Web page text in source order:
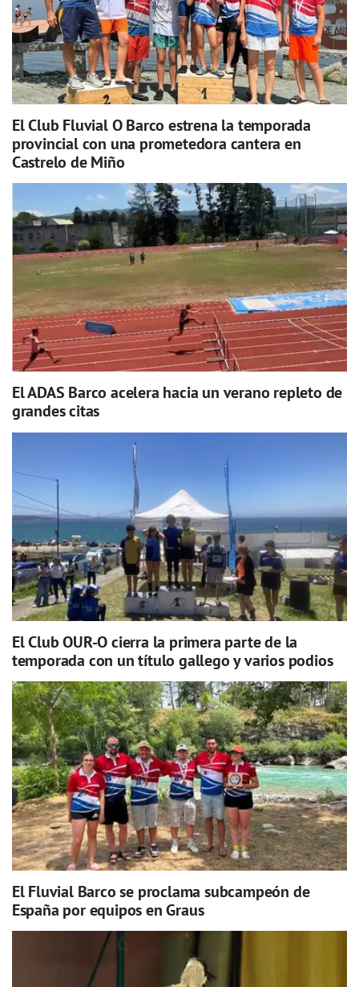
El Club Fluvial O Barco estrena la temporada
provincial con una prometedora cantera en
Castrelo de Miño
El ADAS Barco acelera hacia un verano repleto de
grandes citas
El Club OUR-O cierra la primera parte de la
temporada con un título gallego y varios podios
El Fluvial Barco se proclama subcampeón de
España por equipos en Graus